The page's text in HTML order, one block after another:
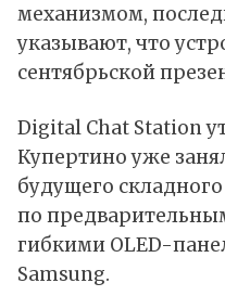
механизмом,
указывают, что
сентябрьской
Digital Chat Station
Купертино уже
будущего
по
гибкими OLED-
Samsung.